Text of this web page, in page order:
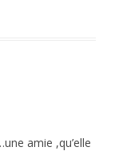
amie ,qu’elle